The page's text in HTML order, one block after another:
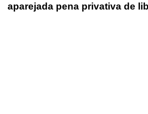
aparejada pena privativa de